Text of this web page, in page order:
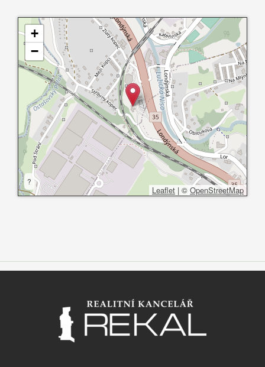
+
−
?
Leaflet | © OpenStreetMap